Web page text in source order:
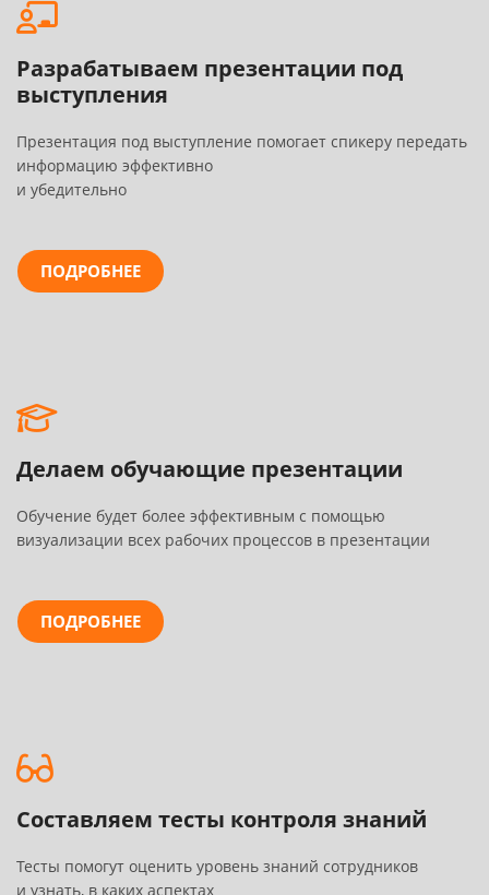
Разрабатываем презентации под
выступления
Презентация под выступление помогает спикеру передать
информацию эффективно
и убедительно
ПОДРОБНЕЕ
Делаем обучающие презентации
Обучение будет более эффективным с помощью
визуализации всех рабочих процессов в презентации
ПОДРОБНЕЕ
Составляем тесты контроля знаний
Тесты помогут оценить уровень знаний сотрудников
и узнать, в каких аспектах